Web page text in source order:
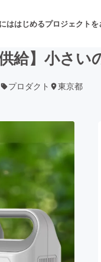
ははじめるプロジェクトを
舞台・パフ
フード・飲
アニメ・漫画
ビューティ
給】小さい
プロダクト 東京都